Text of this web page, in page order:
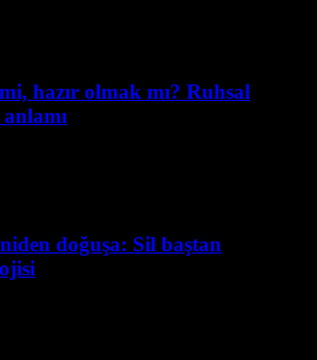
hazır olmak mı? Ruhsal
doğuşa: Sil baştan